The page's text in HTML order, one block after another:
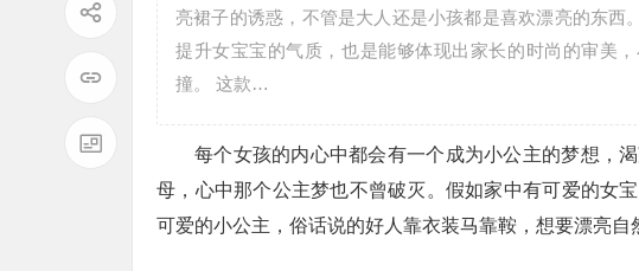
亮裙子的诱惑，不管是大人还是小孩都是喜欢漂亮的东西
提升女宝宝的气质，也是能够体现出家长的时尚的审美
撞。 这款…
每个女孩的内心中都会有一个成为小公主的梦想，
母，心中那个公主梦也不曾破灭。假如家中有可爱的女
可爱的小公主，俗话说的好人靠衣装马靠鞍，想要漂亮自